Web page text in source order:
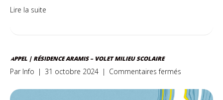
Lire la suite
APPEL | RÉSIDENCE ARAMIS – VOLET MILIEU SCOLAIRE
Par Info | 31 octobre 2024 | Commentaires fermés